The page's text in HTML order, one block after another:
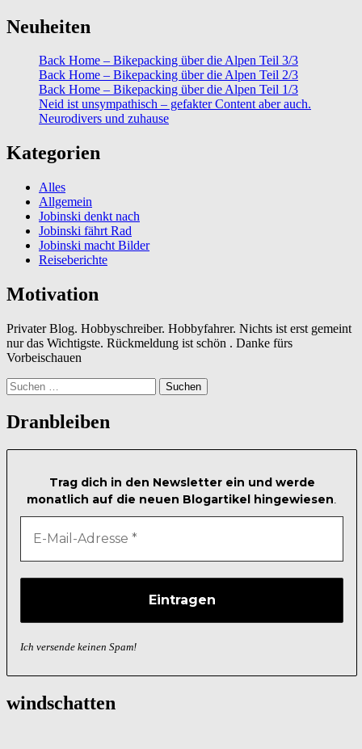
Neuheiten
Back Home – Bikepacking über die Alpen Teil 3/3
Back Home – Bikepacking über die Alpen Teil 2/3
Back Home – Bikepacking über die Alpen Teil 1/3
Neid ist unsympathisch – gefakter Content aber auch.
Neurodivers und zuhause
Kategorien
Alles
Allgemein
Jobinski denkt nach
Jobinski fährt Rad
Jobinski macht Bilder
Reiseberichte
Motivation
Privater Blog. Hobbyschreiber. Hobbyfahrer. Nichts ist erst gemeint
nur das Wichtigste. Rückmeldung ist schön . Danke fürs
Vorbeischauen
Suchen
nach:
Dranbleiben
Trag dich in den Newsletter ein und werde
monatlich auf die neuen Blogartikel hingewiesen
Ich versende keinen Spam!
windschatten